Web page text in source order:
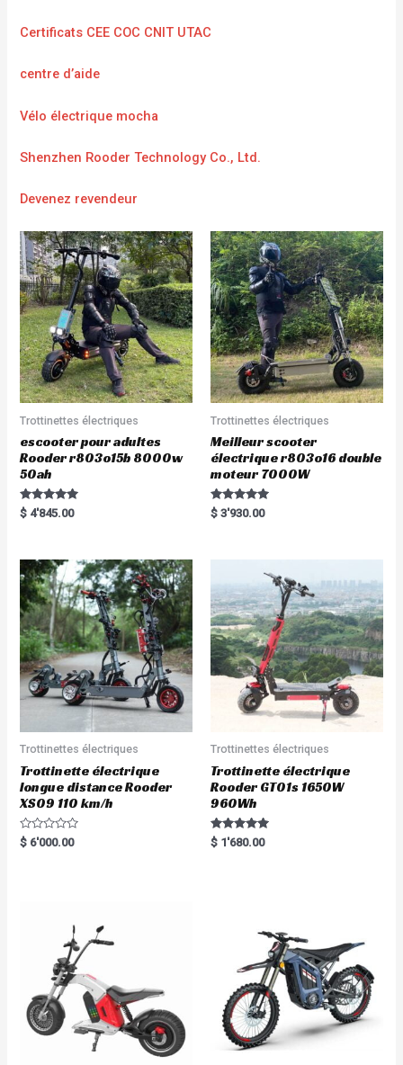
Certificats CEE COC CNIT UTAC
centre d’aide
Vélo électrique mocha
Shenzhen Rooder Technology Co., Ltd.
Devenez revendeur
Trottinettes électriques
escooter pour adultes
Rooder r803o15b 8000w
50ah
Rated
5.00
$ 4'845.00
Trottinettes électriques
Meilleur scooter
électrique r803o16 double
moteur 7000W
Rated
5.00
$ 3'930.00
Trottinettes électriques
Trottinette électrique
longue distance Rooder
XS09 110 km/h
R
a
$ 6'000.00
Trottinettes électriques
Trottinette électrique
Rooder GT01s 1650W
960Wh
Rated
5.00
$ 1'680.00